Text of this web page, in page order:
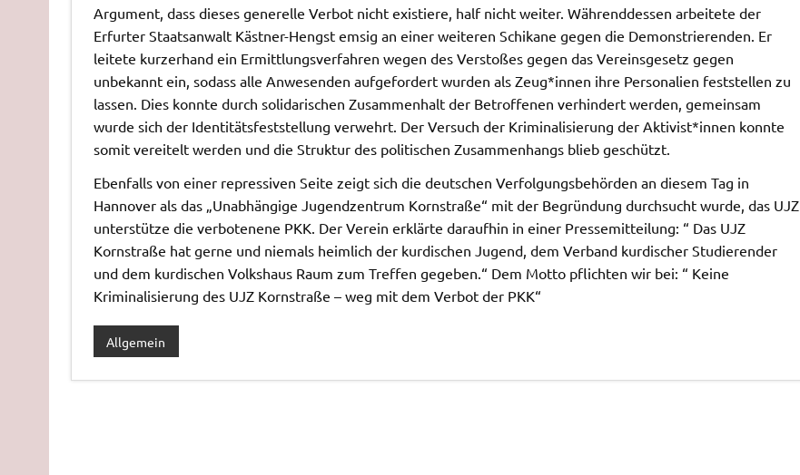
Argument, dass dieses generelle Verbot nicht existiere, half nicht weiter. Währenddessen arbeitete der
Erfurter Staatsanwalt Kästner-Hengst emsig an einer weiteren Schikane gegen die Demonstrierenden. Er
leitete kurzerhand ein Ermittlungsverfahren wegen des Verstoßes gegen das Vereinsgesetz gegen
unbekannt ein, sodass alle Anwesenden aufgefordert wurden als Zeug*innen ihre Personalien feststellen zu
lassen. Dies konnte durch solidarischen Zusammenhalt der Betroffenen verhindert werden, gemeinsam
wurde sich der Identitätsfeststellung verwehrt. Der Versuch der Kriminalisierung der Aktivist*innen konnte
somit vereitelt werden und die Struktur des politischen Zusammenhangs blieb geschützt.
Ebenfalls von einer repressiven Seite zeigt sich die deutschen Verfolgungsbehörden an diesem Tag in
Hannover als das „Unabhängige Jugendzentrum Kornstraße“ mit der Begründung durchsucht wurde, das UJZ
unterstütze die verbotenene PKK. Der Verein erklärte daraufhin in einer Pressemitteilung: “ Das UJZ
Kornstraße hat gerne und niemals heimlich der kurdischen Jugend, dem Verband kurdischer Studierender
und dem kurdischen Volkshaus Raum zum Treffen gegeben.“ Dem Motto pflichten wir bei: “ Keine
Kriminalisierung des UJZ Kornstraße – weg mit dem Verbot der PKK“
Allgemein